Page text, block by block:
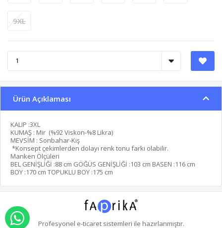
9XL
Ürün Açıklaması
KALIP :3XL
KUMAŞ : Mir (%92 Viskon-%8 Likra)
MEVSİM : Sonbahar-Kış
*Konsept çekimlerden dolayı renk tonu farkı olabilir.
Manken Ölçüleri
BEL GENİŞLİĞİ :88 cm GÖĞÜS GENİŞLİĞİ :103 cm BASEN :116 cm
BOY :170 cm TOPUKLU BOY :175 cm
Profesyonel e-ticaretsistemleri ile hazırlanmıştır.